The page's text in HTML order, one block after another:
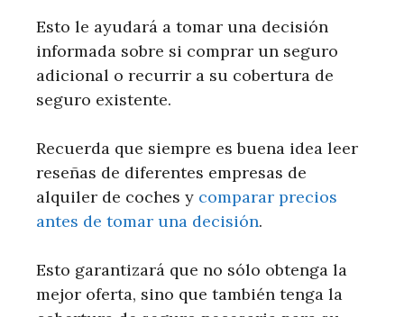
Esto le ayudará a tomar una decisión
informada sobre si comprar un seguro
adicional o recurrir a su cobertura de
seguro existente.
Recuerda que siempre es buena idea leer
reseñas de diferentes empresas de
alquiler de coches y comparar precios
antes de tomar una decisión.
Esto garantizará que no sólo obtenga la
mejor oferta, sino que también tenga la